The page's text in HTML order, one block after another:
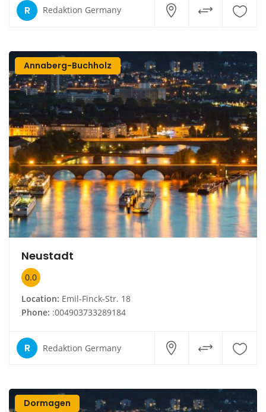
R Redaktion Germany
Annaberg-Buchholz
Neustadt
0.0
Location: Emil-Finck-Str. 18
Phone: :004903733289184
R Redaktion Germany
Dormagen